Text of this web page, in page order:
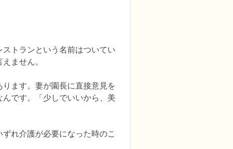
トランという名前はついてい
ません。
ます。妻が園長に直接意見を
です。「少しでいいから、美
れ介護が必要になった時のこ